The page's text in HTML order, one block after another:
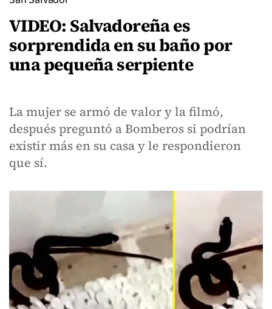
VIDEO: Salvadoreña es
sorprendida en su baño por
una pequeña serpiente
La mujer se armó de valor y la filmó,
después preguntó a Bomberos si podrían
existir más en su casa y le respondieron
que sí.